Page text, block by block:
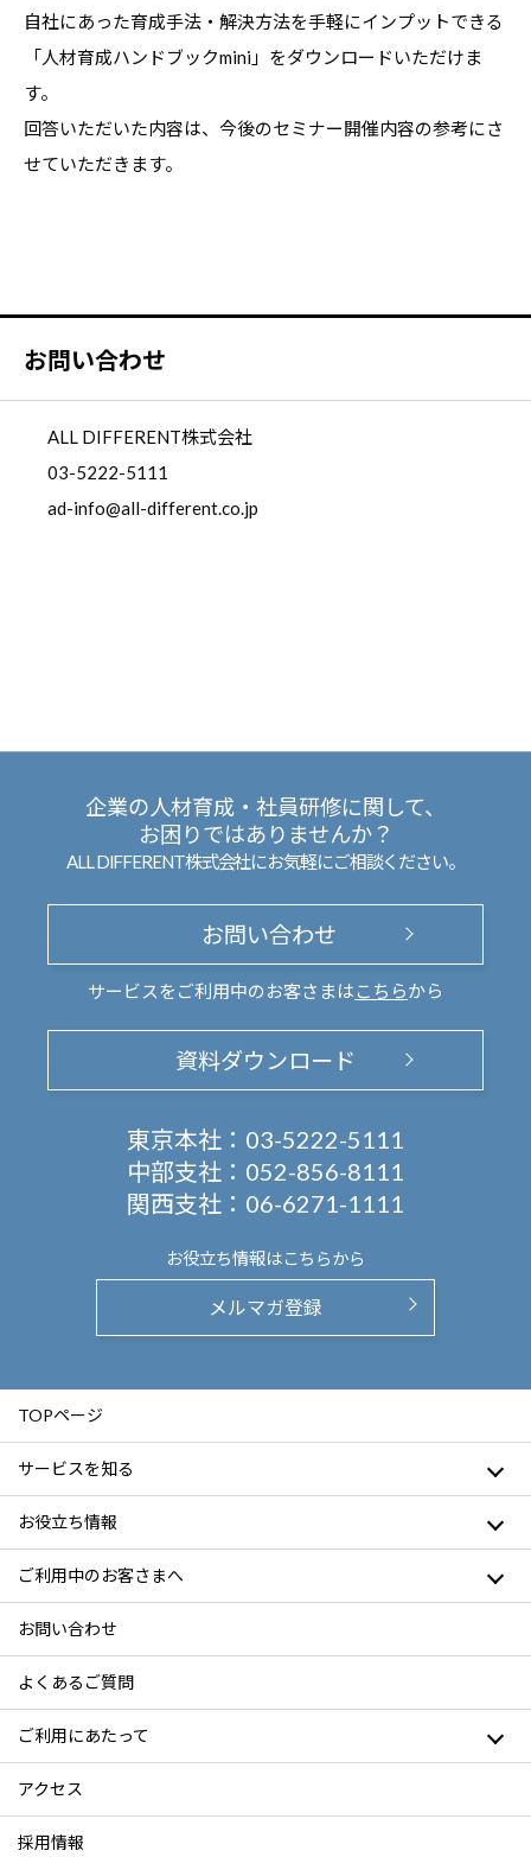
自社にあった育成手法・解決方法を手軽にインプットできる
「人材育成ハンドブックmini」をダウンロードいただけま
す。
回答いただいた内容は、今後のセミナー開催内容の参考にさ
せていただきます。
お問い合わせ
ALL DIFFERENT株式会社
03-5222-5111
ad-info@all-different.co.jp
企業の人材育成・社員研修に関して、
お困りではありませんか？
ALL DIFFERENT株式会社にお気軽にご相談ください。
お問い合わせ
サービスをご利用中のお客さまは こちらから
資料ダウンロード
東京本社： 03-5222-5111
中部支社： 052-856-8111
関西支社： 06-6271-1111
お役立ち情報はこちらから
メルマガ登録
TOPページ
サービスを知る
お役立ち情報
ご利用中のお客さまへ
お問い合わせ
よくあるご質問
ご利用にあたって
アクセス
採用情報